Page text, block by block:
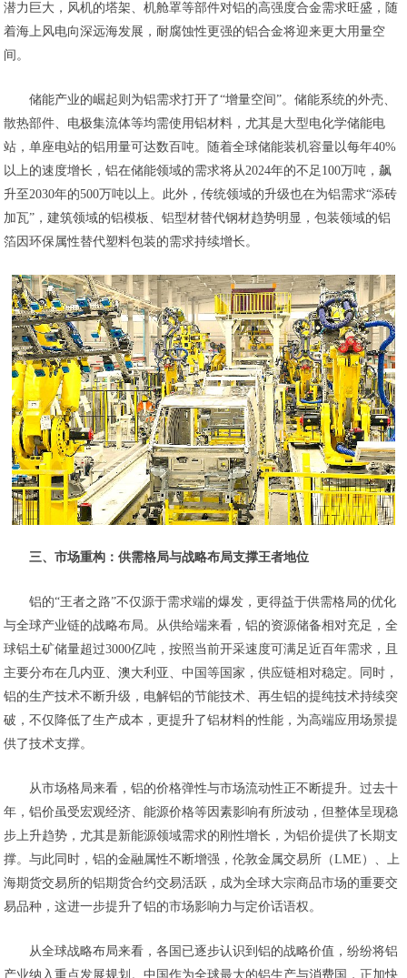
潜力巨大，风机的塔架、机舱罩等部件对铝的高强度合金需求旺盛，随
着海上风电向深远海发展，耐腐蚀性更强的铝合金将迎来更大用量空
间。
储能产业的崛起则为铝需求打开了“增量空间”。储能系统的外壳、
散热部件、电极集流体等均需使用铝材料，尤其是大型电化学储能电
站，单座电站的铝用量可达数百吨。随着全球储能装机容量以每年40%
以上的速度增长，铝在储能领域的需求将从2024年的不足100万吨，飙
升至2030年的500万吨以上。此外，传统领域的升级也在为铝需求“添砖
加瓦”，建筑领域的铝模板、铝型材替代钢材趋势明显，包装领域的铝
箔因环保属性替代塑料包装的需求持续增长。
三、市场重构：供需格局与战略布局支撑王者地位
铝的“王者之路”不仅源于需求端的爆发，更得益于供需格局的优化
与全球产业链的战略布局。从供给端来看，铝的资源储备相对充足，全
球铝土矿储量超过3000亿吨，按照当前开采速度可满足近百年需求，且
主要分布在几内亚、澳大利亚、中国等国家，供应链相对稳定。同时，
铝的生产技术不断升级，电解铝的节能技术、再生铝的提纯技术持续突
破，不仅降低了生产成本，更提升了铝材料的性能，为高端应用场景提
供了技术支撑。
从市场格局来看，铝的价格弹性与市场流动性正不断提升。过去十
年，铝价虽受宏观经济、能源价格等因素影响有所波动，但整体呈现稳
步上升趋势，尤其是新能源领域需求的刚性增长，为铝价提供了长期支
撑。与此同时，铝的金融属性不断增强，伦敦金属交易所（LME）、上
海期货交易所的铝期货合约交易活跃，成为全球大宗商品市场的重要交
易品种，这进一步提升了铝的市场影响力与定价话语权。
从全球战略布局来看，各国已逐步认识到铝的战略价值，纷纷将铝
产业纳入重点发展规划。中国作为全球最大的铝生产与消费国，正加快